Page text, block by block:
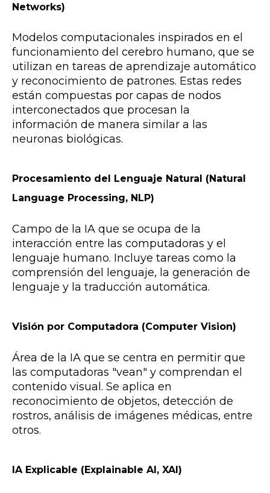
Networks)
Modelos computacionales inspirados en el
funcionamiento del cerebro humano, que se
utilizan en tareas de aprendizaje automático
y reconocimiento de patrones. Estas redes
están compuestas por capas de nodos
interconectados que procesan la
información de manera similar a las
neuronas biológicas.
Procesamiento del Lenguaje Natural (Natural
Language Processing, NLP)
Campo de la IA que se ocupa de la
interacción entre las computadoras y el
lenguaje humano. Incluye tareas como la
comprensión del lenguaje, la generación de
lenguaje y la traducción automática.
Visión por Computadora (Computer Vision)
Área de la IA que se centra en permitir que
las computadoras "vean" y comprendan el
contenido visual. Se aplica en
reconocimiento de objetos, detección de
rostros, análisis de imágenes médicas, entre
otros.
IA Explicable (Explainable AI, XAI)